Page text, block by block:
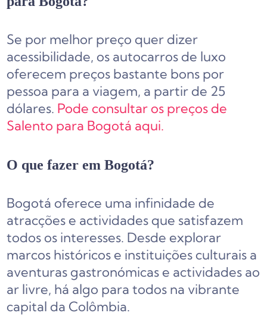
Se por melhor preço quer dizer
acessibilidade, os autocarros de luxo
oferecem preços bastante bons por
pessoa para a viagem, a partir de 25
dólares. Pode consultar os preços de
Salento para Bogotá aqui.
O que fazer em Bogotá?
Bogotá oferece uma infinidade de
atracções e actividades que satisfazem
todos os interesses. Desde explorar
marcos históricos e instituições culturais a
aventuras gastronómicas e actividades ao
ar livre, há algo para todos na vibrante
capital da Colômbia.